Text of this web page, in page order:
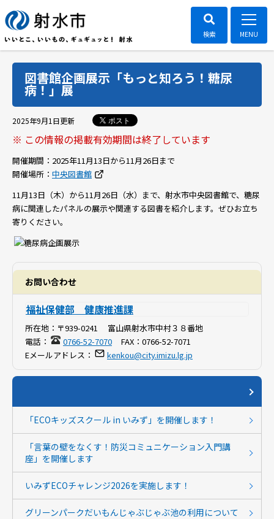
図書館企画展示「もっと知ろう！糖尿
病！」展
2025年9月1日更新 ポスト
※ この情報の掲載有効期間は終了しています
開催期間： 2025年11月13日から11月26日まで
開催場所： 中央図書館
11月13日（木）から11月26日（水）まで、射水市中央図書館で、糖尿
病に関連したパネルの展示や関連する図書を紹介します。ぜひお立ち
寄りください。
お問い合わせ
福祉保健部 健康推進課
所在地： 〒939-0241 富山県射水市中村３８番地
電話：
0766-52-7070 FAX： 0766-52-7071
Eメールアドレス：
kenkou@city.imizu.lg.jp
「ECOキッズスクール in いみず」を開催します！
「言葉の壁をなくす！防災コミュニケーション入門講
座」を開催します
いみずECOチャレンジ2026を実施します！
グリーンパークだいもんじゃぶじゃぶ池の利用について